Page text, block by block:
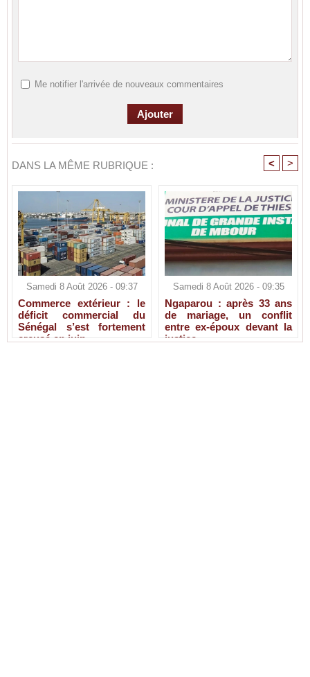
Me notifier l'arrivée de nouveaux commentaires
DANS LA MÊME RUBRIQUE : < >
Samedi 8 Août 2026 - 09:37
Commerce extérieur : le
déficit commercial du
Sénégal s’est fortement
creusé en juin
Samedi 8 Août 2026 - 09:35
Ngaparou : après 33 ans
de mariage, un conflit
entre ex-époux devant la
justice